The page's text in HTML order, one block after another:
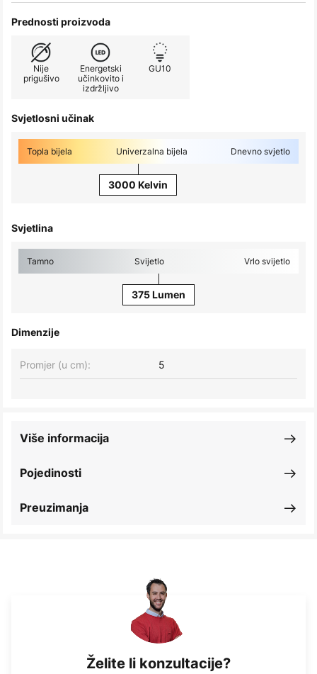
Prednosti proizvoda
Nije
prigušivo
Energetski
učinkovito i
izdržljivo
GU10
Svjetlosni učinak
Topla bijela Univerzalna bijela Dnevno svjetlo
3000 Kelvin
Svjetlina
Tamno Svijetlo Vrlo svijetlo
375 Lumen
Dimenzije
Promjer (u cm): 5
Pojedinosti
Više informacija
Preuzimanja
Želite li konzultacije?